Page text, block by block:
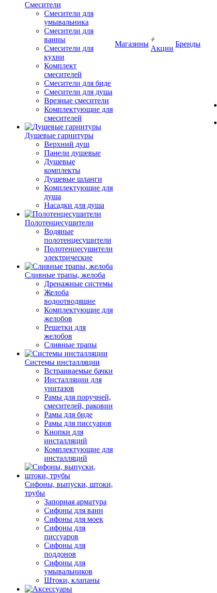
Смесители
Смесители для
умывальника
Смесители для
ванны
Смесители для
кухни
Комплект
смесителей
Смесители для биде
Смесители для душа
Врезные смесители
Комплектующие для
смесителей
Душевые гарнитуры
Верхний душ
Панели душевые
Душевые
комплекты
Душевые шланги
Комплектующие для
душа
Насадки для душа
Полотенцесушители
Водяные
полотенцесушители
Полотенцесушители
электрические
Сливные трапы, желоба
Дренажные системы
Желоба
водоотводящие
Комплектующие для
желобов
Решетки для
желобов
Сливные трапы
Системы инсталляции
Встраиваемые бачки
Инсталляции для
унитазов
Рамы для поручней,
смесителей, раковин
Рамы для биде
Рамы для писсуаров
Кнопки для
инсталляций
Комплектующие для
инсталляций
Сифоны, выпуски, штоки,
трубы
Запорная арматура
Сифоны для ванн
Сифоны для моек
Сифоны для
писсуаров
Сифоны для
поддонов
Сифоны для
умывальников
Штоки, клапаны
Магазины
Акции
Бренды